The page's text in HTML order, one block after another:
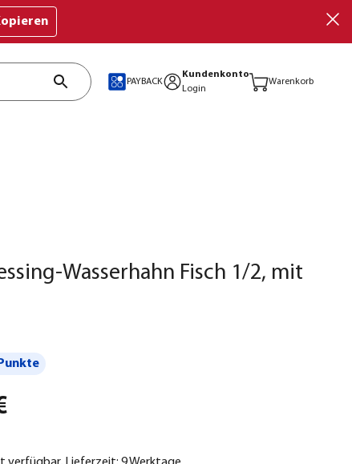
PAYBACK
Kundenkonto
Login
Warenkorb
Wasserhahn Fisch 1/2, mit